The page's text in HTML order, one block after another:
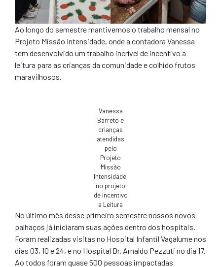
Ao longo do semestre mantivemos o trabalho mensal no
Projeto Missão Intensidade, onde a contadora Vanessa
tem desenvolvido um trabalho incrível de incentivo a
leitura para as crianças da comunidade e colhido frutos
maravilhosos.
Vanessa
Barreto e
crianças
atendidas
pelo
Projeto
Missão
Intensidade,
no projeto
de Incentivo
a Leitura
No último mês desse primeiro semestre nossos novos
palhaços já iniciaram suas ações dentro dos hospitais.
Foram realizadas visitas no Hospital Infantil Vagalume nos
dias 03, 10 e 24, e no Hospital Dr. Arnaldo Pezzuti no dia 17.
Ao todos foram quase 500 pessoas impactadas